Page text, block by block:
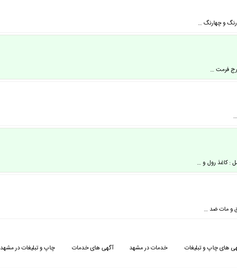
رنگ و چهارنگ …
فرمت …
: کاغذ رول و …
های چاپ و تبلیغات خدمات در مشهد آگهی های خدمات چاپ و تبلیغات در مشهد